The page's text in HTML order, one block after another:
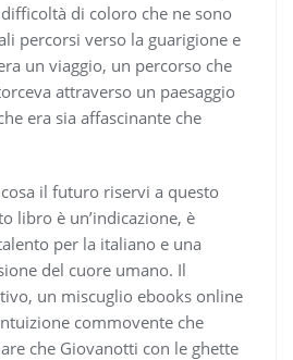
di coloro che ne sono
percorsi verso la guarigione e
un viaggio, un percorso che
attraverso un paesaggio
era sia affascinante che
il futuro riservi a questo
libro è un’indicazione, è
per la italiano e una
del cuore umano. Il
un miscuglio ebooks online
commovente che
che Giovanotti con le ghette